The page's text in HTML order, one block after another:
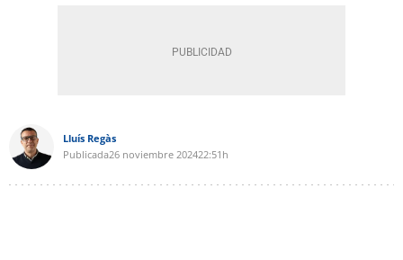
Lluís Regàs
Publicada26 noviembre 202422:51h